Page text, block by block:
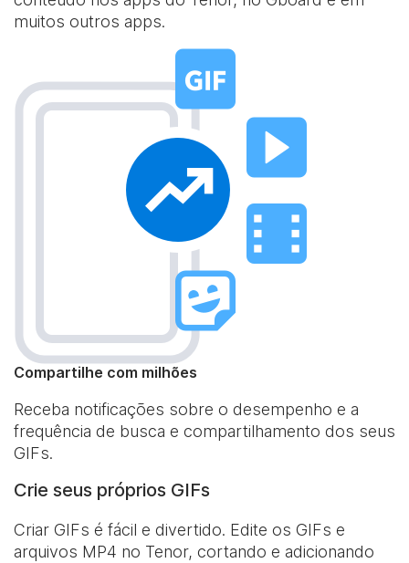
muitos outros apps.
Compartilhe com milhões
Receba notificações sobre o desempenho e a
frequência de busca e compartilhamento dos seus
GIFs.
Crie seus próprios GIFs
Criar GIFs é fácil e divertido. Edite os GIFs e
arquivos MP4 no Tenor, cortando e adicionando